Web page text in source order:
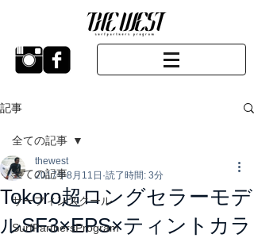
記事
全ての記事
サーフィンスクール
SurfPartnersProgram
全ての記事
Tokoro超ロングセラーモデ
ルSF3×EPS×ティントカラ
thewest
2017年8月11日 読了時間: 3分